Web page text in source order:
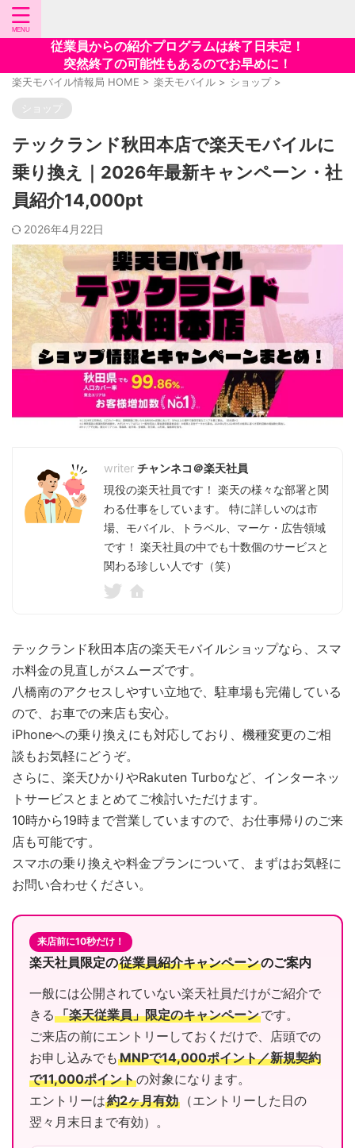
従業員からの紹介プログラムは終了日未定！
突然終了の可能性もあるのでお早めに！
楽天モバイル情報局 HOME > 楽天モバイル > ショップ >
ショップ
テックランド秋田本店で楽天モバイルに
乗り換え｜2026年最新キャンペーン・社
員紹介14,000pt
2026年4月22日
チャンネコ＠楽天社員
現役の楽天社員です！ 楽天の様々な部署と関
わる仕事をしています。 特に詳しいのは市
場、モバイル、トラベル、マーケ・広告領域
です！ 楽天社員の中でも十数個のサービスと
関わる珍しい人です（笑）
テックランド秋田本店の楽天モバイルショップなら、スマ
ホ料金の見直しがスムーズです。
八橋南のアクセスしやすい立地で、駐車場も完備している
ので、お車での来店も安心。
iPhoneへの乗り換えにも対応しており、機種変更のご相
談もお気軽にどうぞ。
さらに、楽天ひかりやRakuten Turboなど、インターネッ
トサービスとまとめてご検討いただけます。
10時から19時まで営業していますので、お仕事帰りのご来
店も可能です。
スマホの乗り換えや料金プランについて、まずはお気軽に
お問い合わせください。
来店前に10秒だけ！
楽天社員限定の従業員紹介キャンペーンのご案内
一般には公開されていない楽天社員だけがご紹介で
きる 「楽天従業員」限定のキャンペーンです。
ご来店の前にエントリーしておくだけで、店頭での
お申し込みでも MNPで14,000ポイント／新規契約
で11,000ポイントの対象になります。
エントリーは約2ヶ月有効 （エントリーした日の
翌々月末日まで有効）。